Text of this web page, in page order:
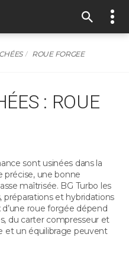
ROUE FORGEE
: ROUE
sont usinées dans la
une bonne
maîtrisée. BG Turbo les
préparations et hybridations
roue forgée dépend
du carter compresseur et
et un équilibrage peuvent